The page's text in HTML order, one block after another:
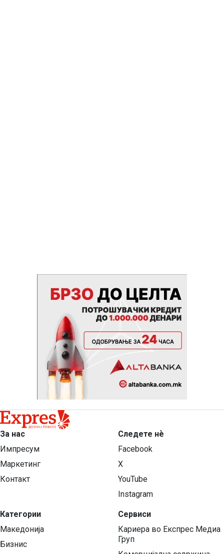
За нас
Импресум
Маркетинг
Контакт
Категории
Македонија
Бизнис
Следете нѐ
Facebook
X
YouTube
Instagram
Сервиси
Кариера во Експрес Медиа
Груп